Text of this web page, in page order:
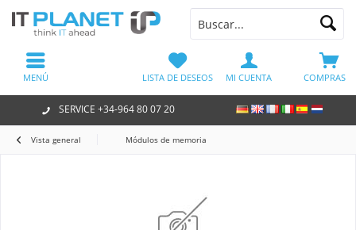
SERVICE +34-964 80 07 20
COMPRAS
LISTA DE DESEOS MI CUENTA
MENÚ
Vista general Módulos de memoria